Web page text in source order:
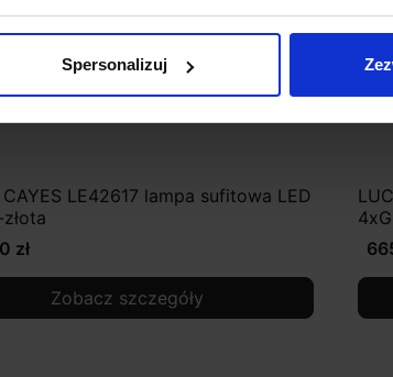
Spersonalizuj
CAYES LE42617 lampa sufitowa LED
zł
Zobacz szczegóły